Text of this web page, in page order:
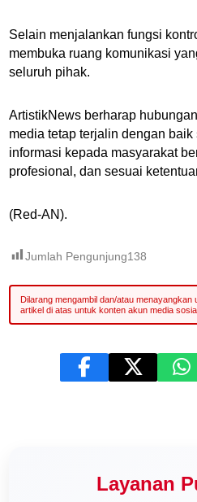
Selain menjalankan fungsi
membuka ruang komunikasi
seluruh pihak.
ArtistikNews berharap
media tetap terjalin dengan
informasi kepada masyarakat
profesional, dan sesuai
(Red-AN).
Jumlah Pengunjung138
Layanan